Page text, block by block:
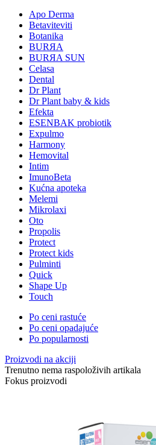
Apo Derma
Betaviteviti
Botanika
BURЯA
BURЯA SUN
Celasa
Dental
Dr Plant
Dr Plant baby & kids
Efekta
ESENBAK probiotik
Expulmo
Harmony
Hemovital
Intim
ImunoBeta
Kućna apoteka
Melemi
Mikrolaxi
Oto
Propolis
Protect
Protect kids
Pulminti
Quick
Shape Up
Touch
Po ceni rastuće
Po ceni opadajuće
Po popularnosti
Proizvodi na akciji
Trenutno nema raspoloživih artikala
Fokus proizvodi